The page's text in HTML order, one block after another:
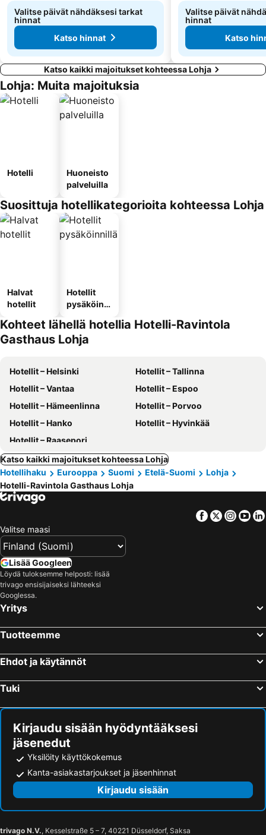
Valitse päivät nähdäksesi tarkat
hinnat
Katso hinnat
Valitse päivät
hinnat
Katso
Katso kaikki majoitukset kohteessa Lohja
Lohja: Muita majoituksia
Hotelli
Huoneisto
palveluilla
Suosittuja hotellikategorioita kohteessa Lohja
Halvat
hotellit
Hotellit
pysäköinni
Kohteet lähellä hotellia Hotelli-Ravintola
Gasthaus Lohja
Hotellit – Helsinki
Hotellit – Tallinna
Hotellit – Vantaa
Hotellit – Espoo
Hotellit – Hämeenlinna
Hotellit – Porvoo
Hotellit – Hanko
Hotellit – Hyvinkää
Hotellit – Raasepori
Katso kaikki majoitukset kohteessa Lohja
Hotellihaku
Eurooppa Suomi Etelä-Suomi
Lohja
Hotelli-Ravintola Gasthaus Lohja
Facebook
Twitter
Valitse maasi
Lisää Googleen
Löydä tuloksemme helposti: lisää
trivago ensisijaiseksi lähteeksi
Googlessa.
Yritys
Tuotteemme
Ehdot ja käytännöt
Tuki
Kirjaudu sisään hyödyntääksesi
jäsenedut
Yksilöity käyttökokemus
Kanta-asiakastarjoukset ja jäsenhinnat
Kirjaudu sisään
trivago N.V., Kesselstraße 5 – 7, 40221 Düsseldorf, Saksa